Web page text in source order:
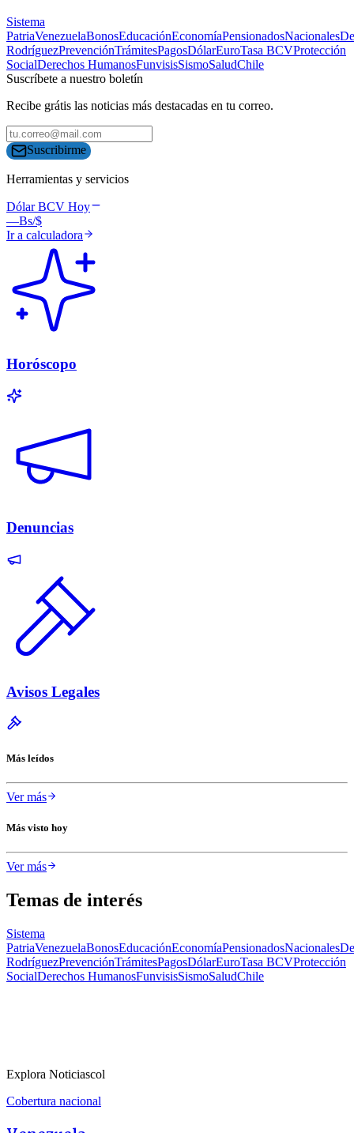
Sistema
PatriaVenezuelaBonosEducaciónEconomíaPensionadosNacionales
RodríguezPrevenciónTrámitesPagosDólarEuroTasa BCVProtección
SocialDerechos HumanosFunvisisSismoSaludChile
Suscríbete a nuestro boletín
Recibe grátis las noticias más destacadas en tu correo.
Suscribirme
Herramientas y servicios
Dólar BCV Hoy
—Bs/$
Ir a calculadora
Horóscopo
Denuncias
Avisos Legales
Más leídos
Ver más
Más visto hoy
Ver más
Temas de interés
Sistema
PatriaVenezuelaBonosEducaciónEconomíaPensionadosNacionales
RodríguezPrevenciónTrámitesPagosDólarEuroTasa BCVProtección
SocialDerechos HumanosFunvisisSismoSaludChile
Explora Noticiascol
Cobertura nacional